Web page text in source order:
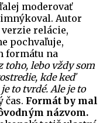
moderovať
Autor
relácie,
pochvaľuje,
formátu na
toho, lebo vždy som
kde keď
to tvrdé. Ale je to
čas. Formát by mal
názvom.